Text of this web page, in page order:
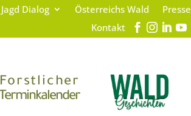
Dialog Österreichs Wald
Presse
Kontakt
Forstlicher